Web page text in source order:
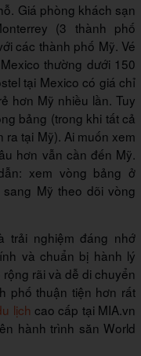
Giá phòng khách sạn
(3 thành phố
các thành phố Mỹ. Vé
thường dưới 150
tại Mexico có giá chỉ
hơn Mỹ nhiều lần. Tuy
bảng (trong khi tất cả
tại Mỹ). Ai muốn xem
hơn vẫn cần đến Mỹ.
xem vòng bảng ở
Mỹ theo dõi vòng
trải nghiệm đáng nhớ
và chuẩn bị hành lý
rãi và dễ di chuyển
phố thuận tiện hơn rất
lịch cao cấp tại MIA.vn
hành trình săn World